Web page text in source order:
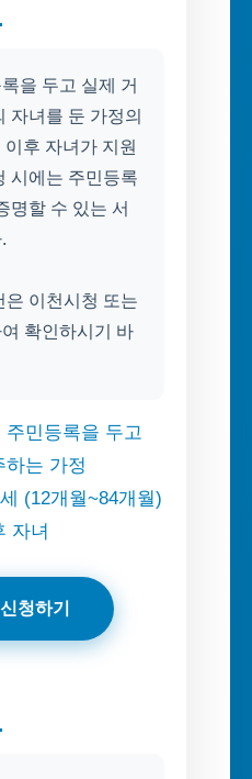
을 두고 실제 거
자녀를 둔 가정의
후 자녀가 지원
시에는 주민등록
명할 수 있는 서
은 이천시청 또는
확인하시기 바
주민등록을 두고
하는 가정
(12개월~84개월)
자녀
청하기